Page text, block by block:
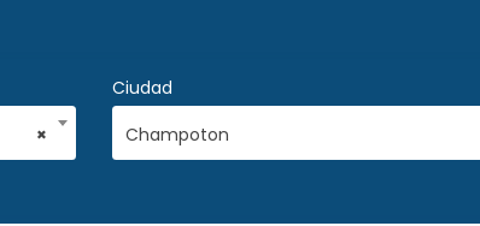
×
Ciudad
Champoton